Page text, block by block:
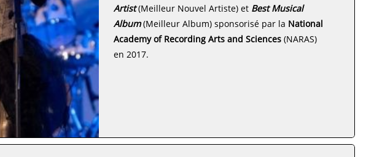
Artist(Meilleur Nouvel Artiste) et Best Musical
Album(Meilleur Album) sponsorisé par la National
Academy of Recording Arts and Sciences (NARAS)
en 2017.